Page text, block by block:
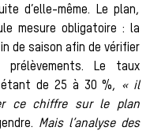
La vènerie
d’elle-même. Le plan,
mesure obligatoire : la
de saison afin de vérifier
Le taux
étant de 25 à 30 %, « il
ce chiffre sur le plan
Mais l’analyse des